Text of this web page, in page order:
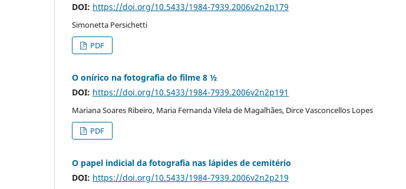
DOI: https://doi.org/10.5433/1984-7939.2006v2n2p179
Simonetta Persichetti
PDF
O onírico na fotografia do filme 8 ½
DOI: https://doi.org/10.5433/1984-7939.2006v2n2p191
Mariana Soares Ribeiro, Maria Fernanda Vilela de Magalhães, Dirce Vasconcellos Lopes
PDF
O papel indicial da fotografia nas lápides de cemitério
DOI: https://doi.org/10.5433/1984-7939.2006v2n2p219